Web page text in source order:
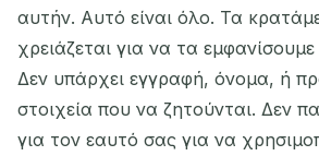
Αντιγραφή
Διαγραφή επιλεγμένων
αυτήν. Αυτό είναι όλο. Τα
χρειάζεται για να τα
Δεν υπάρχει εγγραφή, όνομα, ή
στοιχεία που να ζητούνται. Δεν
για τον εαυτό σας για να